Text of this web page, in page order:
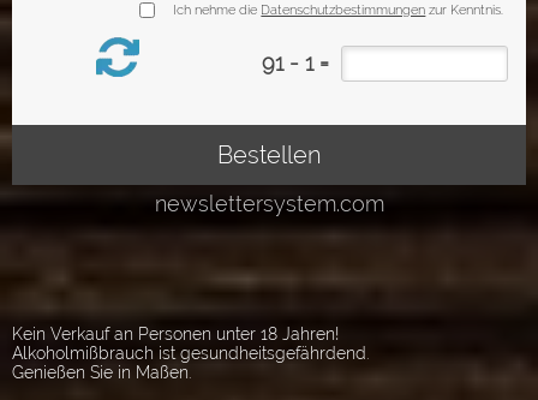
Kein Verkauf an Personen unter 18 Jahren!
Alkoholmißbrauch ist gesundheitsgefährdend.
Genießen Sie in Maßen.